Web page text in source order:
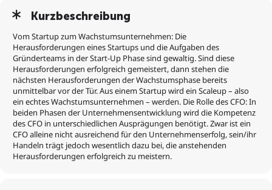
Kurzbeschreibung
Vom Startup zum Wachstumsunternehmen: Die
Herausforderungen eines Startups und die Aufgaben des
Gründerteams in der Start-Up Phase sind gewaltig. Sind diese
Herausforderungen erfolgreich gemeistert, dann stehen die
nächsten Herausforderungen der Wachstumsphase bereits
unmittelbar vor der Tür. Aus einem Startup wird ein Scaleup – also
ein echtes Wachstumsunternehmen – werden. Die Rolle des CFO: In
beiden Phasen der Unternehmensentwicklung wird die Kompetenz
des CFO in unterschiedlichen Ausprägungen benötigt. Zwar ist ein
CFO alleine nicht ausreichend für den Unternehmenserfolg, sein/ihr
Handeln trägt jedoch wesentlich dazu bei, die anstehenden
Herausforderungen erfolgreich zu meistern.